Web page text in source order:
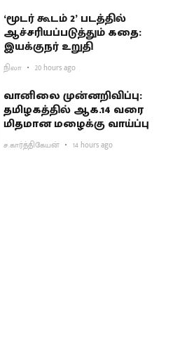
‘மூடர் கூடம் 2’ படத்தில்
ஆச்சரியப்படுத்​தும் கதை:
இயக்குநர் உறுதி
நிலா 20 hours ago
வானிலை முன்னறிவிப்பு:
தமிழகத்தில் ஆக.14 வரை
மிதமான மழைக்கு வாய்ப்பு
ச.கார்த்திகேயன் 14 hours ago